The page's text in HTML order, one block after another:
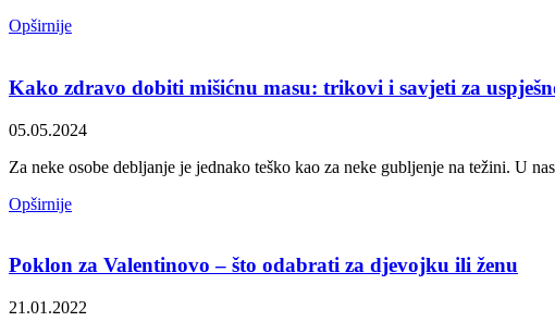
Opširnije
Kako zdravo dobiti mišićnu masu: trikovi i savjeti za
05.05.2024
Za neke osobe debljanje je jednako teško kao za neke gubljenje na težini. U
Opširnije
Poklon za Valentinovo – što odabrati za djevojku ili ženu
21.01.2022